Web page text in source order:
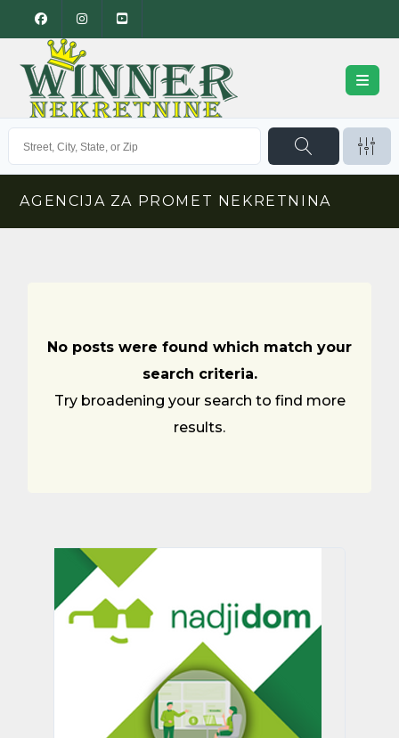
AGENCIJA ZA PROMET NEKRETNINA
No posts were found which match your
search criteria.
Try broadening your search to find more
results.